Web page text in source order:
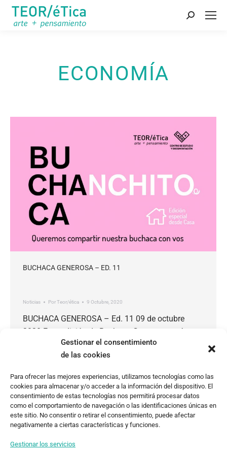
Gestionar el consentimiento
de las cookies
Para ofrecer las mejores experiencias, utilizamos tecnologías como las
cookies para almacenar y/o acceder a la información del dispositivo. El
consentimiento de estas tecnologías nos permitirá procesar datos
como el comportamiento de navegación o las identificaciones únicas en
este sitio. No consentir o retirar el consentimiento, puede afectar
negativamente a ciertas características y funciones.
Gestionar los servicios
Buscar:
ECONOMÍA
BUCHACA GENEROSA – ED. 11
Noticias PorTeor/ética 9 Octubre, 2020
BUCHACA GENEROSA – Ed. 11 09 de octubre
2020 Esta edición de Buchaca Generosa está
dedicada al presente de nuestras instituciones
culturales: las preguntas que les hacemos,
preocupaciones, deseos, frustraciones y
cuestionamientos. Hemos querido reunir aquí un
primer conjunto de voces de la escena local para
articular una lectura preliminar de lo…